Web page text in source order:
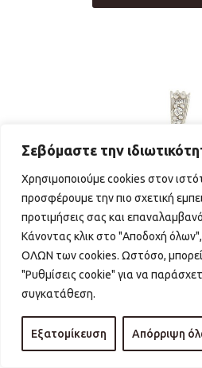
Σεβόμαστε την
Χρησιμοποιούμε cookies στον
προσφέρουμε την πιο σχετική
προτιμήσεις σας και
Κάνοντας κλικ στο "Αποδοχή
ΟΛΩΝ των cookies. Ωστόσο,
"Ρυθμίσεις cookie" για να
συγκατάθεση.
Εξατομίκευση Απόρριψη